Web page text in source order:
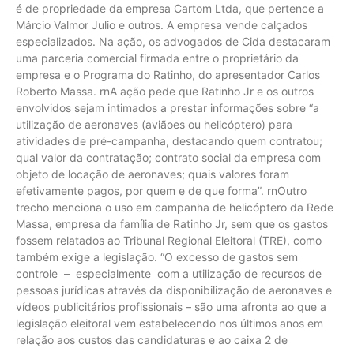
é de propriedade da empresa Cartom Ltda, que pertence a
Márcio Valmor Julio e outros. A empresa vende calçados
especializados. Na ação, os advogados de Cida destacaram
uma parceria comercial firmada entre o proprietário da
empresa e o Programa do Ratinho, do apresentador Carlos
Roberto Massa. rnA ação pede que Ratinho Jr e os outros
envolvidos sejam intimados a prestar informações sobre “a
utilização de aeronaves (aviãoes ou helicóptero) para
atividades de pré-campanha, destacando quem contratou;
qual valor da contratação; contrato social da empresa com
objeto de locação de aeronaves; quais valores foram
efetivamente pagos, por quem e de que forma”. rnOutro
trecho menciona o uso em campanha de helicóptero da Rede
Massa, empresa da família de Ratinho Jr, sem que os gastos
fossem relatados ao Tribunal Regional Eleitoral (TRE), como
também exige a legislação. “O excesso de gastos sem
controle – especialmente com a utilização de recursos de
pessoas jurídicas através da disponibilização de aeronaves e
vídeos publicitários profissionais – são uma afronta ao que a
legislação eleitoral vem estabelecendo nos últimos anos em
relação aos custos das candidaturas e ao caixa 2 de